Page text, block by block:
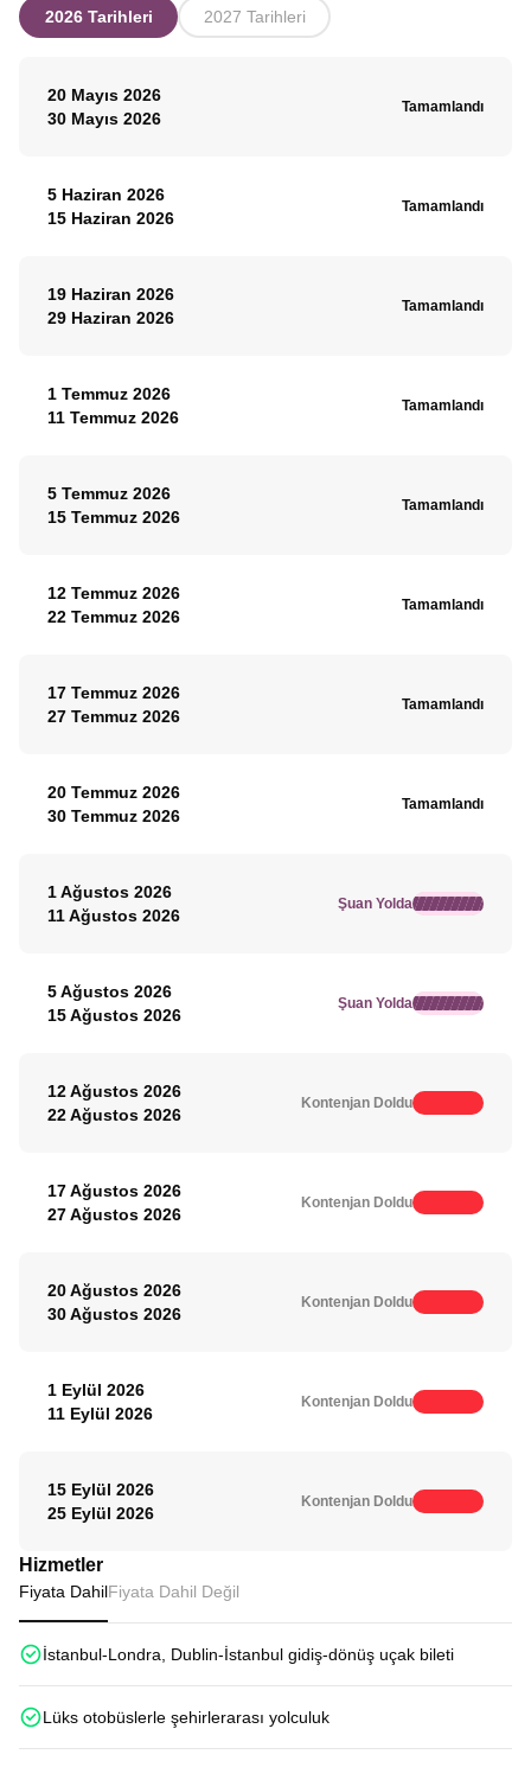
2026 Tarihleri 2027 Tarihleri
20 Mayıs 2026
30 Mayıs 2026
Tamamlandı
5 Haziran 2026
15 Haziran 2026
Tamamlandı
19 Haziran 2026
29 Haziran 2026
Tamamlandı
1 Temmuz 2026
11 Temmuz 2026
Tamamlandı
5 Temmuz 2026
15 Temmuz 2026
Tamamlandı
12 Temmuz 2026
22 Temmuz 2026
Tamamlandı
17 Temmuz 2026
27 Temmuz 2026
Tamamlandı
20 Temmuz 2026
30 Temmuz 2026
Tamamlandı
1 Ağustos 2026
11 Ağustos 2026
Şuan Yolda
5 Ağustos 2026
15 Ağustos 2026
Şuan Yolda
12 Ağustos 2026
22 Ağustos 2026
Kontenjan Doldu
17 Ağustos 2026
27 Ağustos 2026
Kontenjan Doldu
20 Ağustos 2026
30 Ağustos 2026
Kontenjan Doldu
1 Eylül 2026
11 Eylül 2026
Kontenjan Doldu
15 Eylül 2026
25 Eylül 2026
Kontenjan Doldu
Hizmetler
Fiyata DahilFiyata Dahil Değil
İstanbul-Londra, Dublin-İstanbul gidiş-dönüş uçak bileti
Lüks otobüslerle şehirlerarası yolculuk